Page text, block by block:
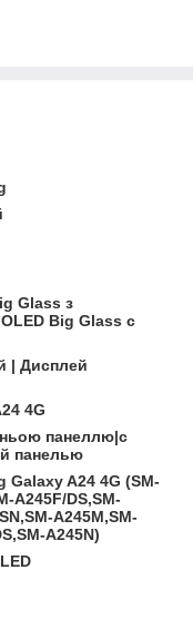
Glass з
Big Glass с
| Дисплей
4G
панеллю|с
панелью
Galaxy A24 4G (SM-
A245F/DS,SM-
A245M,SM-
A245N)